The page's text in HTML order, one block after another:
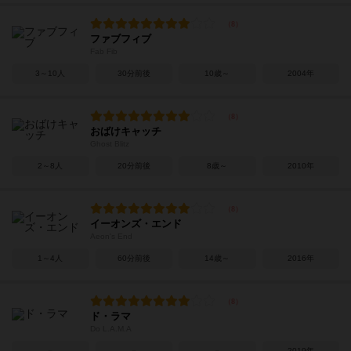
ファブフィブ
3～10人 30分前後 10歳～ 2004年
おばけキャッチ
2～8人 20分前後 8歳～ 2010年
イーオンズ・エンド
1～4人 60分前後 14歳～ 2016年
ド・ラマ